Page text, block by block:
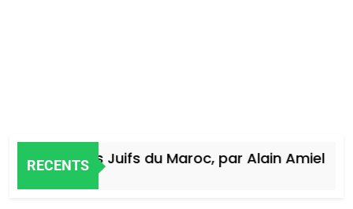
RECENTS
des Juifs du Maroc, par Alain Amiel